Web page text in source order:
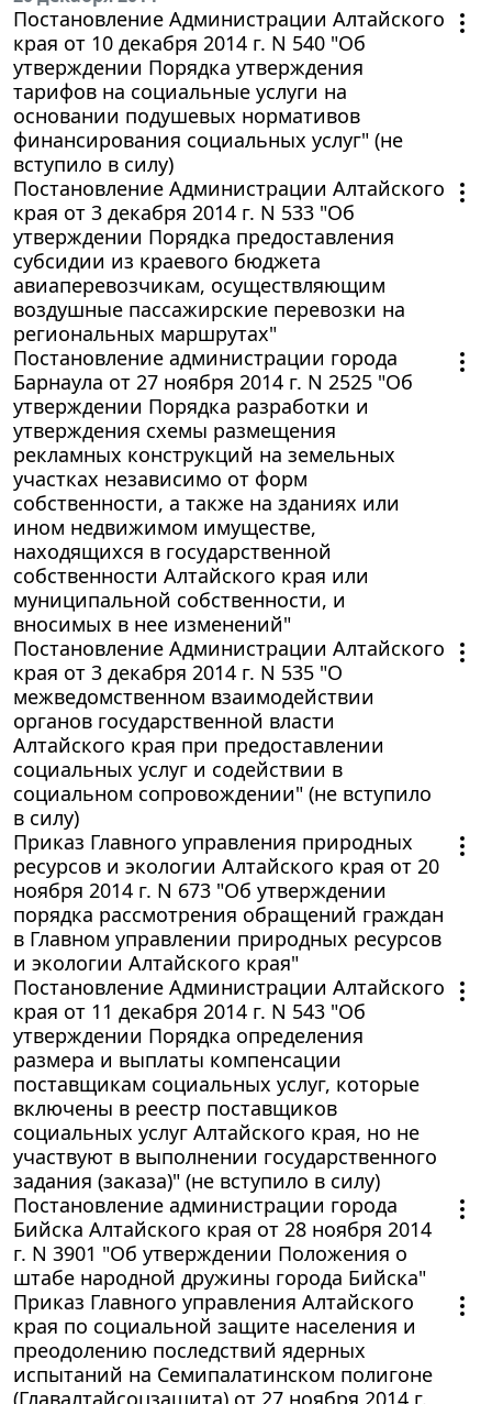
Постановление Администрации Алтайского
края от 10 декабря 2014 г. N 540 "Об
утверждении Порядка утверждения
тарифов на социальные услуги на
основании подушевых нормативов
финансирования социальных услуг" (не
вступило в силу)
Постановление Администрации Алтайского
края от 3 декабря 2014 г. N 533 "Об
утверждении Порядка предоставления
субсидии из краевого бюджета
авиаперевозчикам, осуществляющим
воздушные пассажирские перевозки на
региональных маршрутах"
Постановление администрации города
Барнаула от 27 ноября 2014 г. N 2525 "Об
утверждении Порядка разработки и
утверждения схемы размещения
рекламных конструкций на земельных
участках независимо от форм
собственности, а также на зданиях или
ином недвижимом имуществе,
находящихся в государственной
собственности Алтайского края или
муниципальной собственности, и
вносимых в нее изменений"
Постановление Администрации Алтайского
края от 3 декабря 2014 г. N 535 "О
межведомственном взаимодействии
органов государственной власти
Алтайского края при предоставлении
социальных услуг и содействии в
социальном сопровождении" (не вступило
в силу)
Приказ Главного управления природных
ресурсов и экологии Алтайского края от 20
ноября 2014 г. N 673 "Об утверждении
порядка рассмотрения обращений граждан
в Главном управлении природных ресурсов
и экологии Алтайского края"
Постановление Администрации Алтайского
края от 11 декабря 2014 г. N 543 "Об
утверждении Порядка определения
размера и выплаты компенсации
поставщикам социальных услуг, которые
включены в реестр поставщиков
социальных услуг Алтайского края, но не
участвуют в выполнении государственного
задания (заказа)" (не вступило в силу)
Постановление администрации города
Бийска Алтайского края от 28 ноября 2014
г. N 3901 "Об утверждении Положения о
штабе народной дружины города Бийска"
Приказ Главного управления Алтайского
края по социальной защите населения и
преодолению последствий ядерных
испытаний на Семипалатинском полигоне
(Главалтайсоцзащита) от 27 ноября 2014 г.